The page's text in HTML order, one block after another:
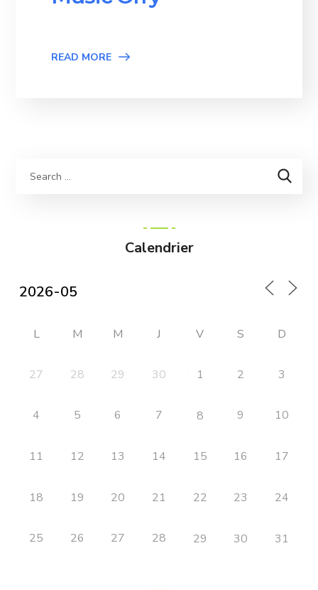
READ MORE
Calendrier
L M M J V S D
27 28 29 30 1 2 3
4 5 6 7 8 9 10
11 12 13 14 15 16 17
18 19 20 21 22 23 24
25 26 27 28 29 30 31